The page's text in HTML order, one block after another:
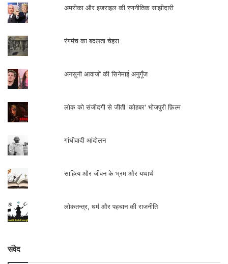
अमरीका और इजराइल की रणनीतिक साझीदारी
रंगमंच का बदलता चेहरा
अनसुनी आवाजों की सिनेमाई अनुगूँज
लोक को संजीदगी से जीती 'कोहबर' भोजपुरी फ़िल्म
गांधीवादी आंदोलन
साहित्य और जीवन के भ्रम और यथार्थ
लोकतन्त्र, धर्म और पहचान की राजनीति
संवेद